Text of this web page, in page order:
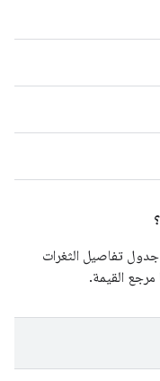
؟
تفاصيل الثغرات
مرجع القيمة.